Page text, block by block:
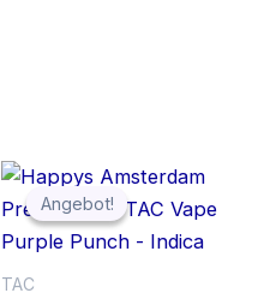
Angebot!
Angebot!
TAC
Ursprünglicher
Preis
war:
€39.90
Aktueller
ist:
€34.90.